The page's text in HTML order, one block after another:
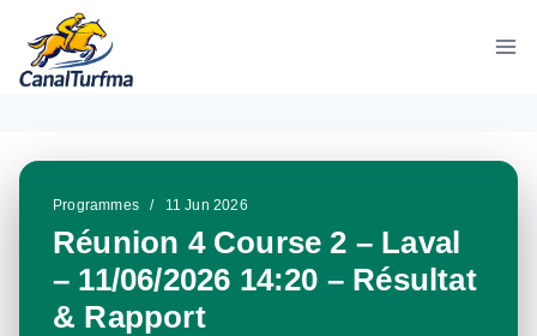
contenu
Programmes / 11 Jun 2026
Réunion 4 Course 2 – Laval
– 11/06/2026 14:20 – Résultat
& Rapport